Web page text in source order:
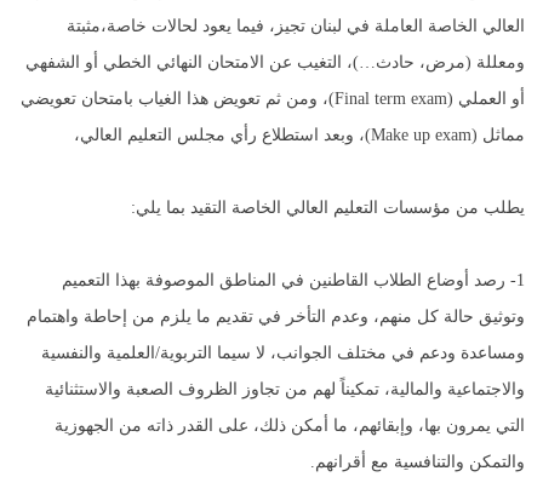
العالي الخاصة العاملة في لبنان تجيز، فيما يعود لحالات خاصة،مثبتة
ومعللة (مرض، حادث…)، التغيب عن الامتحان النهائي الخطي أو الشفهي
أو العملي (Final term exam)، ومن ثم تعويض هذا الغياب بامتحان تعويضي
مماثل (Make up exam)، وبعد استطلاع رأي مجلس التعليم العالي،
يطلب من مؤسسات التعليم العالي الخاصة التقيد بما يلي:
1- رصد أوضاع الطلاب القاطنين في المناطق الموصوفة بهذا التعميم
وتوثيق حالة كل منهم، وعدم التأخر في تقديم ما يلزم من إحاطة واهتمام
ومساعدة ودعم في مختلف الجوانب، لا سيما التربوية/العلمية والنفسية
والاجتماعية والمالية، تمكيناً لهم من تجاوز الظروف الصعبة والاستثنائية
التي يمرون بها، وإبقائهم، ما أمكن ذلك، على القدر ذاته من الجهوزية
والتمكن والتنافسية مع أقرانهم.